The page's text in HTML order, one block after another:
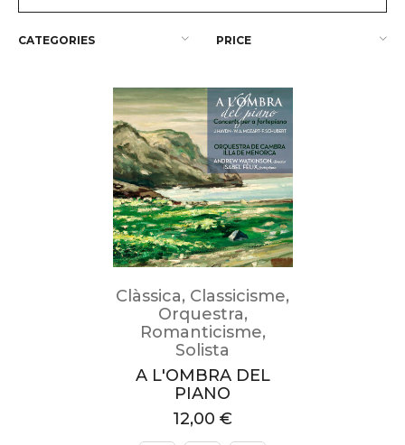
CATEGORIES PRICE
Clàssica, Classicisme,
Orquestra,
Romanticisme,
Solista
A L'OMBRA DEL
PIANO
12,00 €